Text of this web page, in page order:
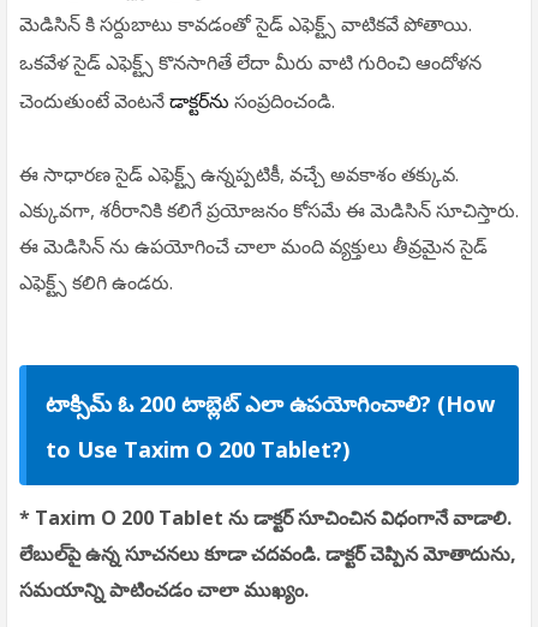
మెడిసిన్ కి సర్దుబాటు కావడంతో సైడ్ ఎఫెక్ట్స్ వాటికవే పోతాయి.
ఒకవేళ సైడ్ ఎఫెక్ట్స్ కొనసాగితే లేదా మీరు వాటి గురించి ఆందోళన
చెందుతుంటే వెంటనేడాక్టర్‌ను సంప్రదించండి.
ఈ సాధారణ సైడ్ ఎఫెక్ట్స్ ఉన్నప్పటికీ, వచ్చే అవకాశం తక్కువ.
ఎక్కువగా, శరీరానికి కలిగే ప్రయోజనం కోసమే ఈ మెడిసిన్ సూచిస్తారు.
ఈ మెడిసిన్ ను ఉపయోగించే చాలా మంది వ్యక్తులు తీవ్రమైన సైడ్
ఎఫెక్ట్స్ కలిగి ఉండరు.
టాక్సిమ్ ఓ 200 టాబ్లెట్ ఎలా ఉపయోగించాలి? (How
to Use Taxim O 200 Tablet?)
* Taxim O 200 Tablet ను డాక్టర్ సూచించిన విధంగానే వాడాలి.
లేబుల్‌పై ఉన్న సూచనలు కూడా చదవండి. డాక్టర్ చెప్పిన మోతాదును,
సమయాన్ని పాటించడం చాలా ముఖ్యం.